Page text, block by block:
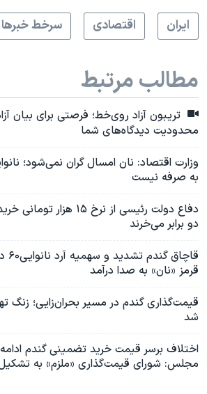
ايران
اقتصادی سرخط خبرها
مطالب مرتبط
تریبون آزاد روی‌خط؛ فرصتی برای بیان
محدودیت دیدگاه‌های شما
وزارت اقتصاد: نان امسال گران نمی‌شود؛
به صرفه نیست
دفاع دولت رئیسی از نرخ ۱۵
دو برابر می‌خرند
قرمز «نان» به صدا درآمد
قیمت‌گذاری گندم در مسیر بحران‌زایی؛ زنگ
شد
اختلاف برسر قیمت خرید تضمینی گندم ادامه
مجلس: شورای قیمت‌گذاری «ملزم» به